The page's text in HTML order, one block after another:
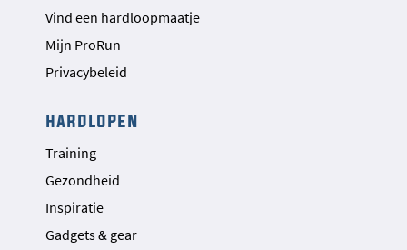
Vind een hardloopmaatje
Mijn ProRun
Privacybeleid
hardlopen
Training
Gezondheid
Inspiratie
Gadgets & gear